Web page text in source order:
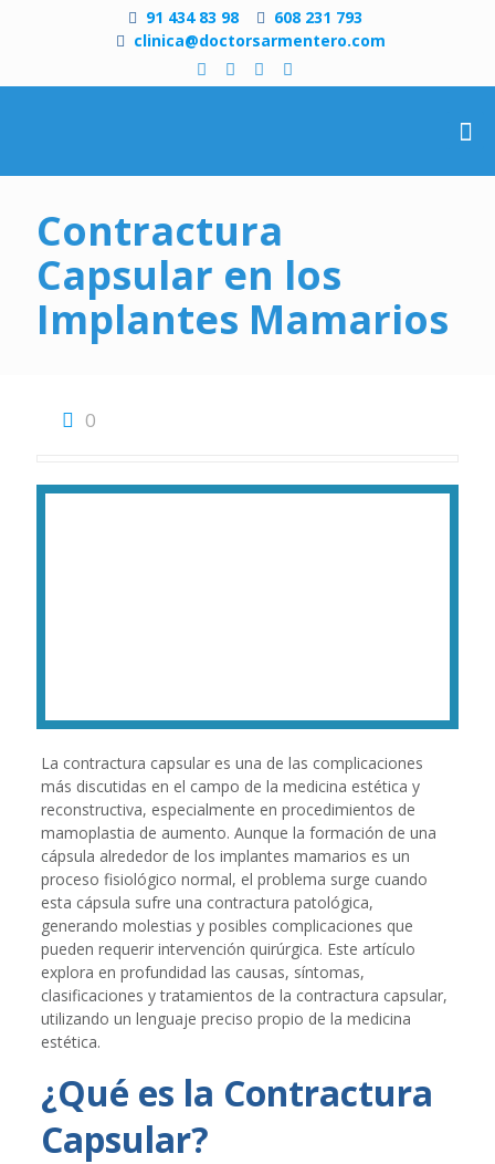
91 434 83 98
608 231 793
clinica@doctorsarmentero.com
Contractura
Capsular en los
Implantes Mamarios
0
La contractura capsular es una de las complicaciones
más discutidas en el campo de la medicina estética y
reconstructiva, especialmente en procedimientos de
mamoplastia de aumento. Aunque la formación de una
cápsula alrededor de los implantes mamarios es un
proceso fisiológico normal, el problema surge cuando
esta cápsula sufre una contractura patológica,
generando molestias y posibles complicaciones que
pueden requerir intervención quirúrgica. Este artículo
explora en profundidad las causas, síntomas,
clasificaciones y tratamientos de la contractura capsular,
utilizando un lenguaje preciso propio de la medicina
estética.
¿Qué es la Contractura
Capsular?